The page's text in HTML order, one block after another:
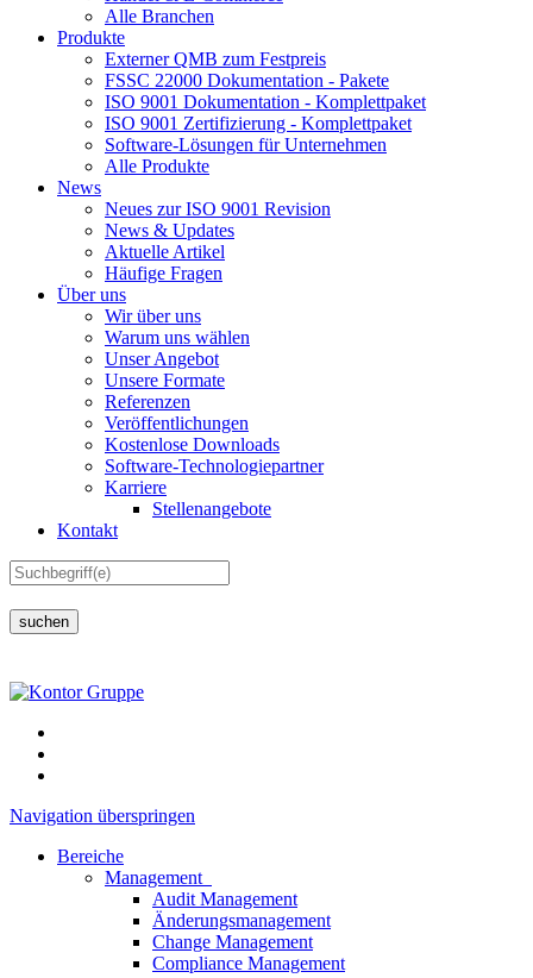
Alle Branchen
Produkte
Externer QMB zum Festpreis
FSSC 22000 Dokumentation - Pakete
ISO 9001 Dokumentation - Komplettpaket
ISO 9001 Zertifizierung - Komplettpaket
Software-Lösungen für Unternehmen
Alle Produkte
News
Neues zur ISO 9001 Revision
News & Updates
Aktuelle Artikel
Häufige Fragen
Über uns
Wir über uns
Warum uns wählen
Unser Angebot
Unsere Formate
Referenzen
Veröffentlichungen
Kostenlose Downloads
Software-Technologiepartner
Karriere
Stellenangebote
Kontakt
suchen
Navigation überspringen
Bereiche
Management
Audit Management
Änderungsmanagement
Change Management
Compliance Management